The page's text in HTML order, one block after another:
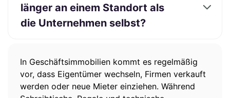
länger an einem Standort als
die Unternehmen selbst?
In Geschäftsimmobilien kommt es regelmäßig
vor, dass Eigentümer wechseln, Firmen verkauft
werden oder neue Mieter einziehen. Während